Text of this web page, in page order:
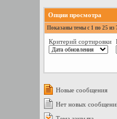
Опции просмотра
Показаны темы с 1 по 25 из
Критерий сортировки
Новые сообщения
Нет новых